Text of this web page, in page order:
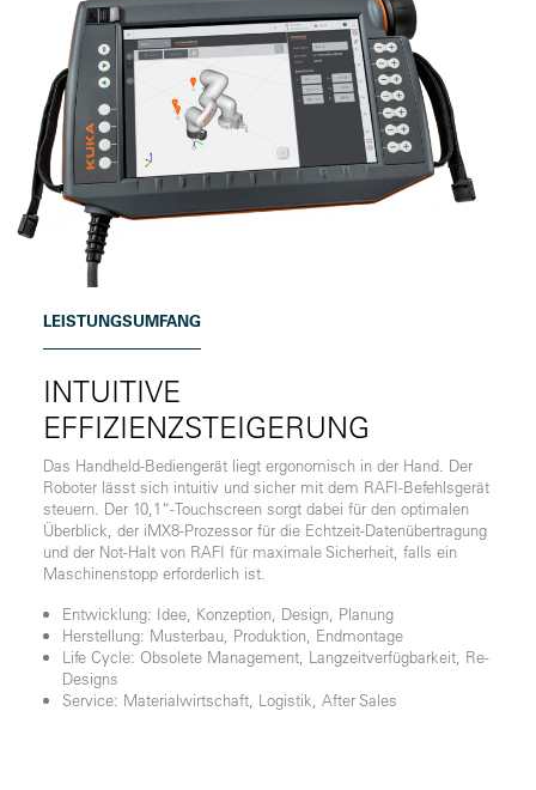
LEISTUNGSUMFANG
INTUITIVE
EFFIZIENZSTEIGERUNG
Das Handheld-Bediengerät liegt ergonomisch in der Hand. Der
Roboter lässt sich intuitiv und sicher mit dem RAFI-Befehlsgerät
steuern. Der 10,1“-Touchscreen sorgt dabei für den optimalen
Überblick, der iMX8-Prozessor für die Echtzeit-Datenübertragung
und der Not-Halt von RAFI für maximale Sicherheit, falls ein
Maschinenstopp erforderlich ist.
Entwicklung: Idee, Konzeption, Design, Planung
Herstellung: Musterbau, Produktion, Endmontage
Life Cycle: Obsolete Management, Langzeitverfügbarkeit, Re-
Designs
Service: Materialwirtschaft, Logistik, After Sales